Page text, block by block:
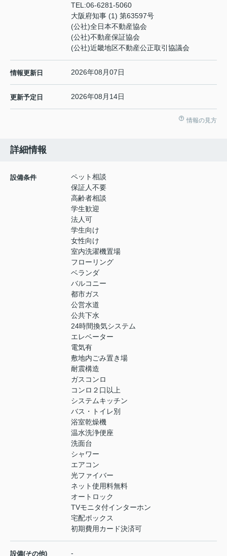
TEL:06-6281-5060
大阪府知事 (1) 第63597号
(公社)全日本不動産協会
(公社)不動産保証協会
(公社)近畿地区不動産公正取引協議会
情報更新日 2026年08月07日
更新予定日 2026年08月14日
情報の見方
詳細情報
設備条件
ペット相談
保証人不要
高齢者相談
学生歓迎
法人可
学生向け
女性向け
室内洗濯機置場
フローリング
ベランダ
バルコニー
都市ガス
公営水道
公共下水
24時間換気システム
エレベーター
電気有
敷地内ごみ置き場
耐震構造
ガスコンロ
コンロ２口以上
システムキッチン
バス・トイレ別
浴室乾燥機
温水洗浄便座
洗面台
シャワー
エアコン
光ファイバー
ネット使用料無料
オートロック
TVモニタ付インターホン
宅配ボックス
初期費用カード決済可
設備(その他) -